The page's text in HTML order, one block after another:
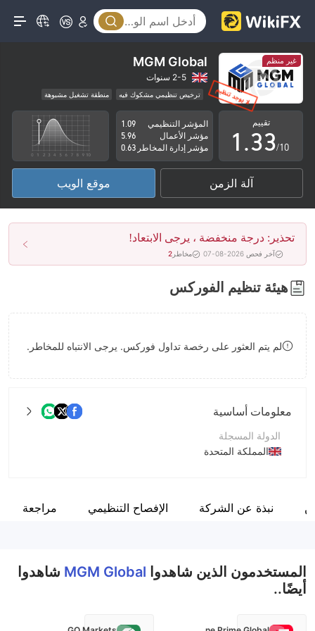
غير منظم MGM Global
2-5 سنوات
ترخيص تنظيمي مشكوك فيه
منطقة تشغيل مشبوهة
مخاطر عالية
تقييم
0
1
2
3
4
5
6
7
8
.
0
1
2
3
4
5
6
7
8
9
0
1
2
3
4
5
6
7
8
9
/10
المؤشر التنظيمي
1.09
مؤشر الأعمال
5.96
مؤشر إدارة المخاطر 0.63
آلة الزمن موقع الويب
تحذير: درجة منخفضة ، يرجى الابتعاد!
آخر فحص 2026-08-07 مخاطر 2
هيئة تنظيم الفوركس
لم يتم العثور على رخصة تداول فوركس. يرجى الانتباه للمخاطر.
معلومات أساسية
الدولة المسجلة
المملكة المتحدة
اسم الشركة
نبذة عن الشركة الإفصاح التنظيمي مراجعة
المستخدمون الذين شاهدوا MGM Global شاهدوا
أيضًا..